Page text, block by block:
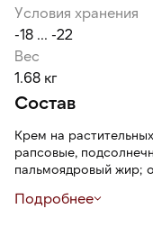
Условия хранения
-18 ... -22
Вес
1.68 кг
Состав
Крем на
рапсовые,
пальмоядровый жир;
моностеарат, моно и
Подробнее